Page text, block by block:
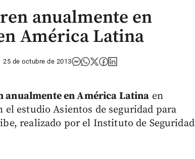
anualmente en
América Latina
25 de octubre de 2013
anualmente en América Latina en
el estudio Asientos de seguridad para
realizado por el Instituto de Seguridad